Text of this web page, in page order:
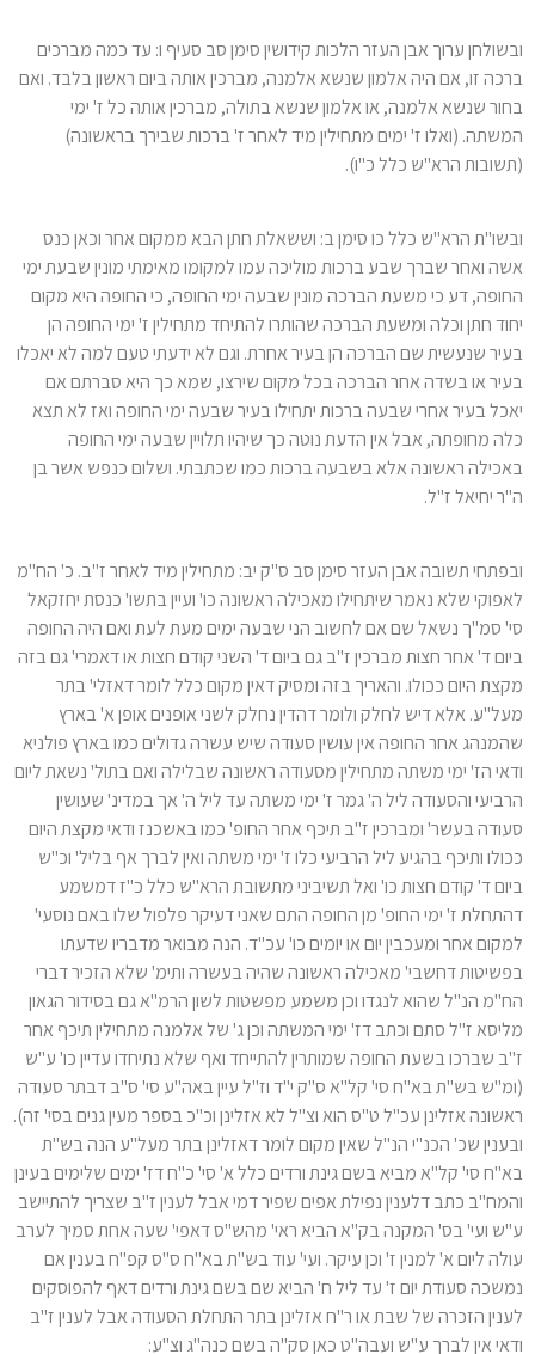
ובשולחן ערוך אבן העזר הלכות קידושין סימן סב סעיף ו: עד כמה מברכים
ברכה זו, אם היה אלמון שנשא אלמנה, מברכין אותה ביום ראשון בלבד. ואם
בחור שנשא אלמנה, או אלמון שנשא בתולה, מברכין אותה כל ז' ימי
המשתה. (ואלו ז' ימים מתחילין מיד לאחר ז' ברכות שבירך בראשונה)
(תשובות הרא"ש כלל כ"ו).
ובשו"ת הרא"ש כלל כו סימן ב: וששאלת חתן הבא ממקום אחר וכאן כנס
אשה ואחר שברך שבע ברכות מוליכה עמו למקומו מאימתי מונין שבעת ימי
החופה, דע כי משעת הברכה מונין שבעה ימי החופה, כי החופה היא מקום
יחוד חתן וכלה ומשעת הברכה שהותרו להתיחד מתחילין ז' ימי החופה הן
בעיר שנעשית שם הברכה הן בעיר אחרת. וגם לא ידעתי טעם למה לא יאכלו
בעיר או בשדה אחר הברכה בכל מקום שירצו, שמא כך היא סברתם אם
יאכל בעיר אחרי שבעה ברכות יתחילו בעיר שבעה ימי החופה ואז לא תצא
כלה מחופתה, אבל אין הדעת נוטה כך שיהיו תלויין שבעה ימי החופה
באכילה ראשונה אלא בשבעה ברכות כמו שכתבתי. ושלום כנפש אשר בן
ה"ר יחיאל ז"ל.
ובפתחי תשובה אבן העזר סימן סב ס"ק יב: מתחילין מיד לאחר ז"ב. כ' הח"מ
לאפוקי שלא נאמר שיתחילו מאכילה ראשונה כו' ועיין בתשו' כנסת יחזקאל
סי' סמ"ך נשאל שם אם לחשוב הני שבעה ימים מעת לעת ואם היה החופה
ביום ד' אחר חצות מברכין ז"ב גם ביום ד' השני קודם חצות או דאמרי' גם בזה
מקצת היום ככולו. והאריך בזה ומסיק דאין מקום כלל לומר דאזלי' בתר
מעל"ע. אלא דיש לחלק ולומר דהדין נחלק לשני אופנים אופן א' בארץ
שהמנהג אחר החופה אין עושין סעודה שיש עשרה גדולים כמו בארץ פולניא
ודאי הז' ימי משתה מתחילין מסעודה ראשונה שבלילה ואם בתול' נשאת ליום
הרביעי והסעודה ליל ה' גמר ז' ימי משתה עד ליל ה' אך במדינ' שעושין
סעודה בעשר' ומברכין ז"ב תיכף אחר החופ' כמו באשכנז ודאי מקצת היום
ככולו ותיכף בהגיע ליל הרביעי כלו ז' ימי משתה ואין לברך אף בליל' וכ"ש
ביום ד' קודם חצות כו' ואל תשיביני מתשובת הרא"ש כלל כ"ז דמשמע
דהתחלת ז' ימי החופ' מן החופה התם שאני דעיקר פלפול שלו באם נוסעי'
למקום אחר ומעכבין יום או יומים כו' עכ"ד. הנה מבואר מדבריו שדעתו
בפשיטות דחשבי' מאכילה ראשונה שהיה בעשרה ותימ' שלא הזכיר דברי
הח"מ הנ"ל שהוא לנגדו וכן משמע מפשטות לשון הרמ"א גם בסידור הגאון
מליסא ז"ל סתם וכתב דז' ימי המשתה וכן ג' של אלמנה מתחילין תיכף אחר
ז"ב שברכו בשעת החופה שמותרין להתייחד ואף שלא נתיחדו עדיין כו' ע"ש
(ומ"ש בש"ת בא"ח סי' קל"א ס"ק י"ד וז"ל עיין באה"ע סי' ס"ב דבתר סעודה
ראשונה אזלינן עכ"ל ט"ס הוא וצ"ל לא אזלינן וכ"כ בספר מעין גנים בסי' זה).
ובענין שכ' הכנ"י הנ"ל שאין מקום לומר דאזלינן בתר מעל"ע הנה בש"ת
בא"ח סי' קל"א מביא בשם גינת ורדים כלל א' סי' כ"ח דז' ימים שלימים בעינן
והמח"ב כתב דלענין נפילת אפים שפיר דמי אבל לענין ז"ב שצריך להתיישב
ע"ש ועי' בס' המקנה בק"א הביא ראי' מהש"ס דאפי' שעה אחת סמיך לערב
עולה ליום א' למנין ז' וכן עיקר. ועי' עוד בש"ת בא"ח ס"ס קפ"ח בענין אם
נמשכה סעודת יום ז' עד ליל ח' הביא שם בשם גינת ורדים דאף להפוסקים
לענין הזכרה של שבת או ר"ח אזלינן בתר התחלת הסעודה אבל לענין ז"ב
ודאי אין לברך ע"ש ועבה"ט כאן סק"ה בשם כנה"ג וצ"ע: